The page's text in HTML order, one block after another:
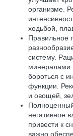
организме.
ходьбой,
Правильное
систему.
минералами
бороться с
функции.
и овощей,
негативное
привести к
важно